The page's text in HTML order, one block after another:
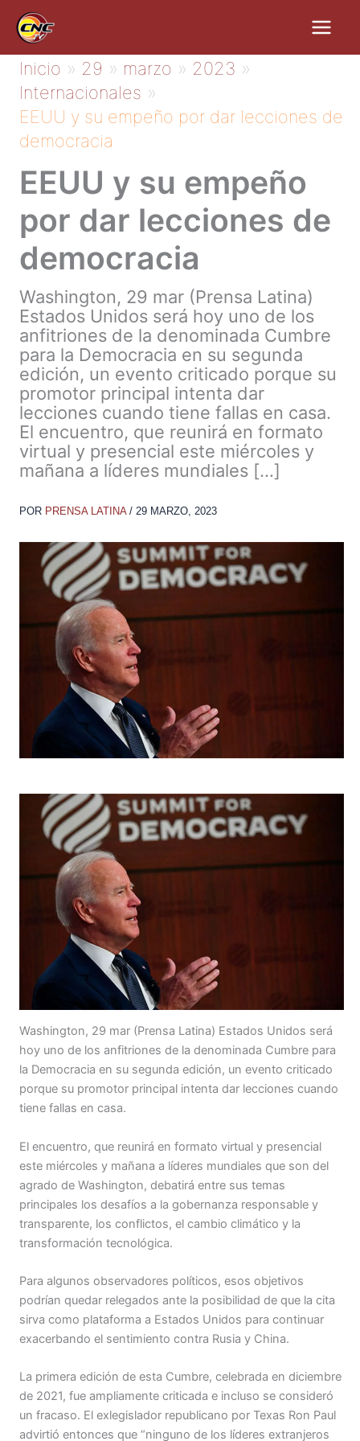
contenido
Inicio 29 marzo
2023
Internacionales
EEUU y su empeño por dar lecciones de
democracia
EEUU y su empeño
por dar lecciones de
democracia
Washington, 29 mar (Prensa Latina)
Estados Unidos será hoy uno de los
anfitriones de la denominada Cumbre
para la Democracia en su segunda
edición, un evento criticado porque su
promotor principal intenta dar
lecciones cuando tiene fallas en casa.
El encuentro, que reunirá en formato
virtual y presencial este miércoles y
mañana a líderes mundiales […]
POR PRENSA LATINA / 29 MARZO, 2023
Washington, 29 mar (Prensa Latina) Estados Unidos será
hoy uno de los anfitriones de la denominada Cumbre para
la Democracia en su segunda edición, un evento criticado
porque su promotor principal intenta dar lecciones cuando
tiene fallas en casa.
El encuentro, que reunirá en formato virtual y presencial
este miércoles y mañana a líderes mundiales que son del
agrado de Washington, debatirá entre sus temas
principales los desafíos a la gobernanza responsable y
transparente, los conflictos, el cambio climático y la
transformación tecnológica.
Para algunos observadores políticos, esos objetivos
podrían quedar relegados ante la posibilidad de que la cita
sirva como plataforma a Estados Unidos para continuar
exacerbando el sentimiento contra Rusia y China.
La primera edición de esta Cumbre, celebrada en diciembre
de 2021, fue ampliamente criticada e incluso se consideró
un fracaso. El exlegislador republicano por Texas Ron Paul
advirtió entonces que “ninguno de los líderes extranjeros